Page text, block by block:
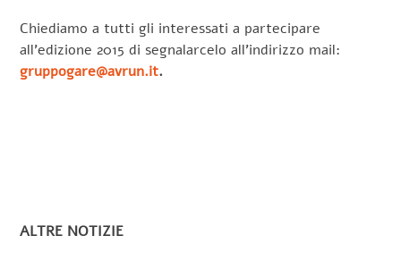
Chiediamo a tutti gli interessati a partecipare
all’edizione 2015 di segnalarcelo all’indirizzo mail:
gruppogare@avrun.it.
ALTRE NOTIZIE